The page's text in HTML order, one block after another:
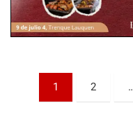
Paginación
1 2
KDO - F6
Ciudad de Trenque Lauquen
Trenque Lauquen (Buenos
Parque de la Velocidad (Asfalto)
Villaguay (Entre Ríos)